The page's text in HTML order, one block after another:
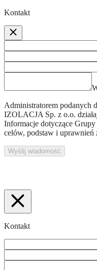
Kontakt
Administratorem podanych
IZOLACJA Sp. z o.o.
Informacje dotyczące
celów, podstaw i uprawnień
Wyślij wiadomość
Kontakt